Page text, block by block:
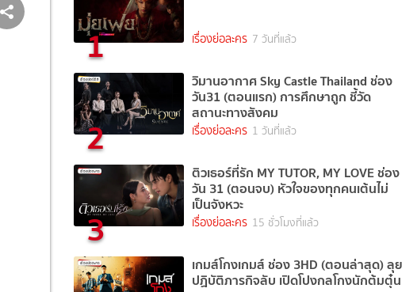
1 เรื่องย่อละคร 7 วันที่แล้ว
2
วิมานอากาศ Sky Castle Thailand ช่อง
วัน31 (ตอนแรก) การศึกษาถูก ชี้วัด
สถานะทางสังคม
เรื่องย่อละคร 1 วันที่แล้ว
3
ติวเธอร์ที่รัก MY TUTOR, MY LOVE ช่อง
วัน 31 (ตอนจบ) หัวใจของทุกคนเต้นไม่
เป็นจังหวะ
เรื่องย่อละคร 15 ชั่วโมงที่แล้ว
เกมส์โกงเกมส์ ช่อง 3HD (ตอนล่าสุด) ลุย
ปฏิบัติภารกิจลับ เปิดโปงกลโกงนักต้มตุ๋น